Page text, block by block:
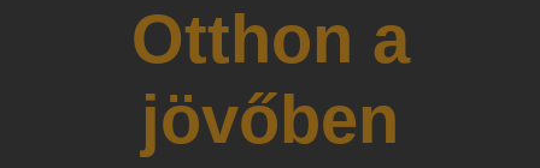
Otthon a
jövőben